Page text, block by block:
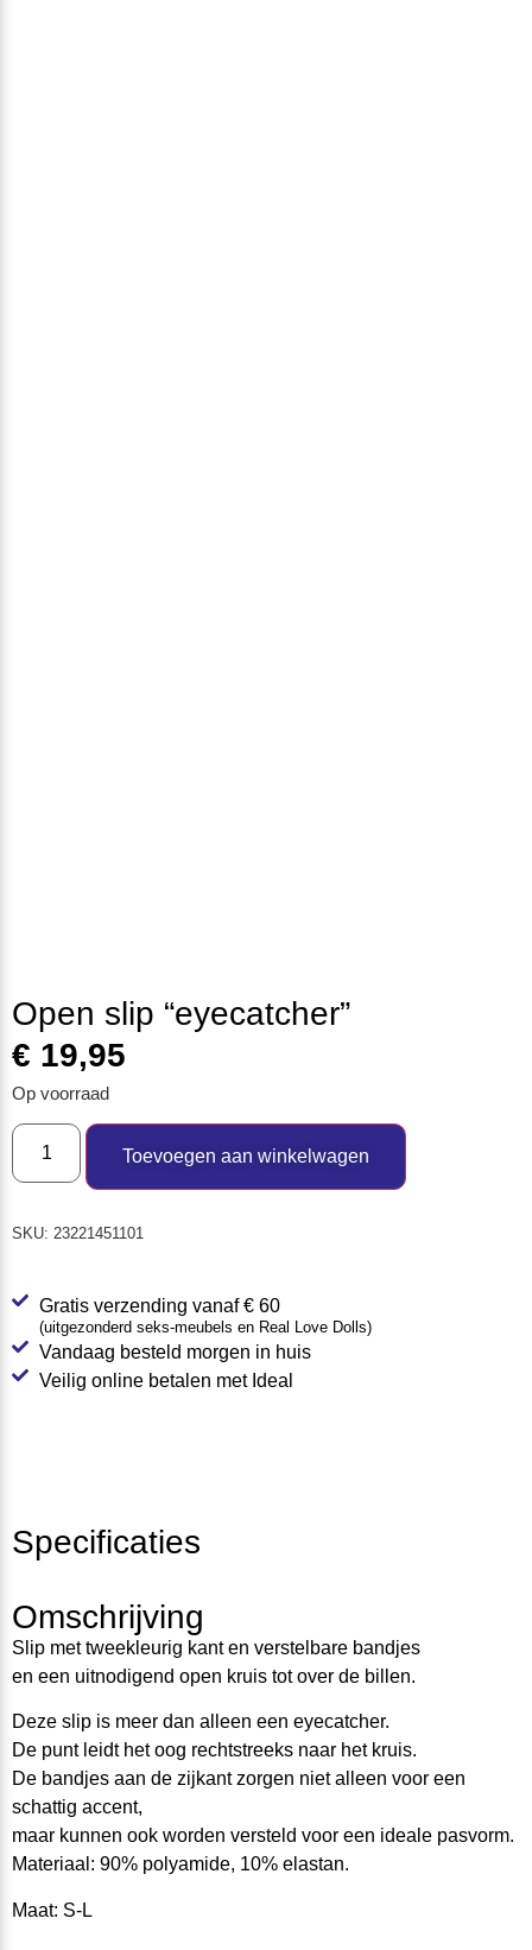
Open slip “eyecatcher”
€ 19,95
Op voorraad
Toevoegen aan winkelwagen
SKU: 23221451101
Gratis verzending vanaf € 60
(uitgezonderd seks-meubels en Real Love Dolls)
Vandaag besteld morgen in huis
Veilig online betalen met Ideal
Specificaties
Omschrijving
Slip met tweekleurig kant en verstelbare bandjes
en een uitnodigend open kruis tot over de billen.
Deze slip is meer dan alleen een eyecatcher.
De punt leidt het oog rechtstreeks naar het kruis.
De bandjes aan de zijkant zorgen niet alleen voor een
schattig accent,
maar kunnen ook worden versteld voor een ideale pasvorm.
Materiaal: 90% polyamide, 10% elastan.
Maat: S-L